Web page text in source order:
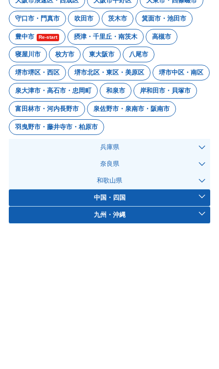
守口市・門真市 吹田市 茨木市 箕面市・池田市
豊中市 Re-start 摂津・千里丘・南茨木 高槻市
寝屋川市 枚方市 東大阪市 八尾市
堺市堺区・西区 堺市北区・東区・美原区 堺市中区・南区
泉大津市・高石市・忠岡町 和泉市 岸和田市・貝塚市
富田林市・河内長野市 泉佐野市・泉南市・阪南市
羽曳野市・藤井寺市・柏原市
兵庫県
奈良県
和歌山県
中国・四国
九州・沖縄